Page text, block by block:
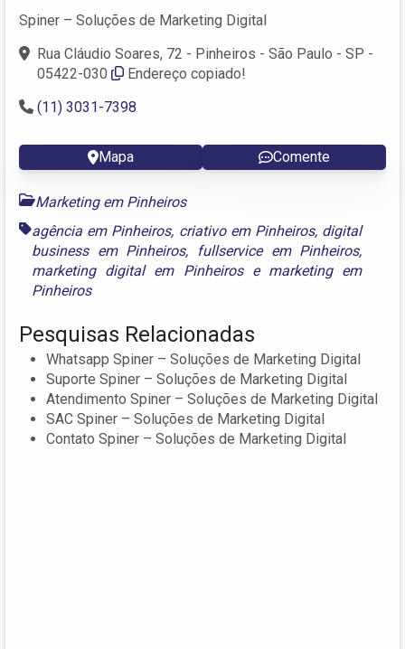
Spiner – Soluções de Marketing Digital
Rua Cláudio Soares, 72 - Pinheiros - São Paulo - SP -
05422-030
Endereço copiado!
(11) 3031-7398
Mapa Comente
Marketing em Pinheiros
agência em Pinheiros, criativo em Pinheiros, digital
business em Pinheiros, fullservice em Pinheiros,
marketing digital em Pinheirose marketing em
Pinheiros
Pesquisas Relacionadas
Whatsapp Spiner – Soluções de Marketing Digital
Suporte Spiner – Soluções de Marketing Digital
Atendimento Spiner – Soluções de Marketing Digital
SAC Spiner – Soluções de Marketing Digital
Contato Spiner – Soluções de Marketing Digital